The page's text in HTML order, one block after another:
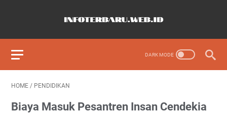
HOME / PENDIDIKAN
Biaya Masuk Pesantren Insan Cendekia